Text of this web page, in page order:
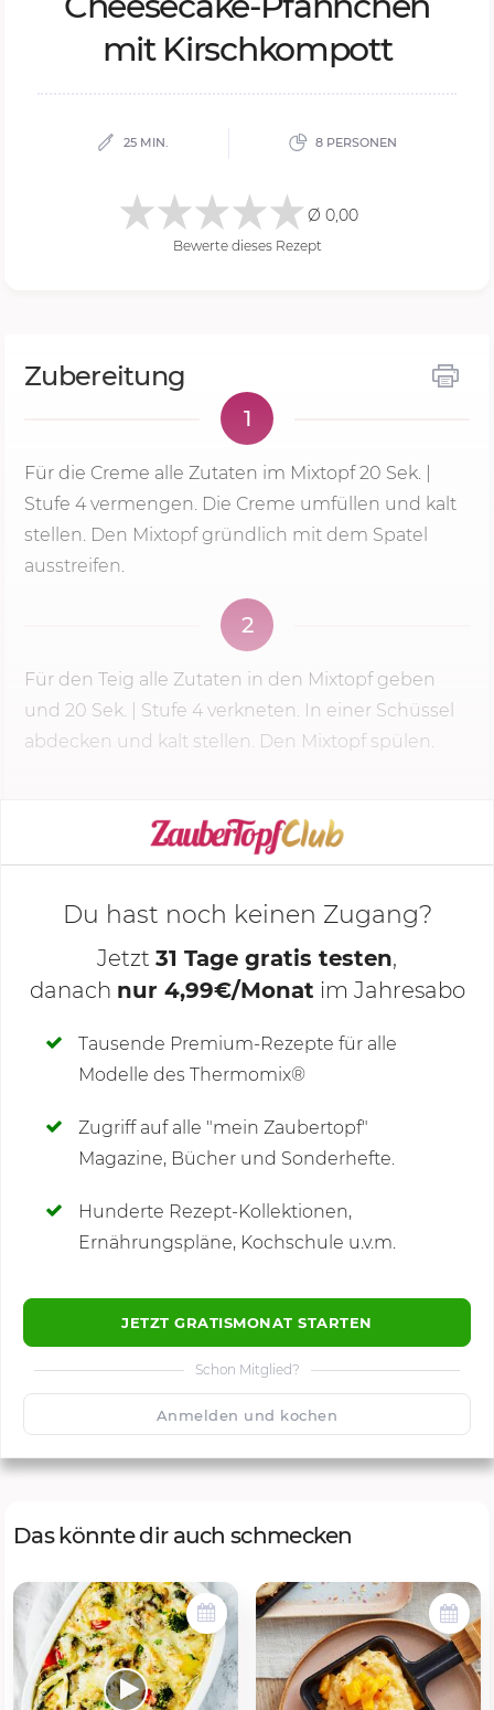
mit Kirsch­kom­pott
25 MIN. 8 PERSONEN
Ø 0,00
Bewerte dieses Rezept
Zubereitung
1
Für die Creme alle Zutaten im Mixtopf20 Sek.
Stufe 4vermengen. Die Creme umfüllen und kalt
stellen. Den Mixtopf gründlich mit dem Spatel
ausstreifen.
2
Für den Teig alle Zutaten in den Mixtopf geben
und 20 Sek. Stufe 4 verkneten. In einer Schüssel
abdecken und kalt stellen. Den Mixtopf spülen.
KOCHMODUS STARTEN
Deine Notizen
Du hast noch keinen Zugang?
Jetzt 31 Tage gratis testen,
danach nur 4,99€/Monat im Jahresabo
Tausende Premium-Rezepte für alle
Modelle des Thermomix®
Zugriff auf alle "mein Zaubertopf"
Magazine, Bücher und Sonderhefte.
Hunderte Rezept-Kollektionen,
Ernährungspläne, Kochschule u.v.m.
JETZT GRATISMONAT STARTEN
Schon Mitglied?
Anmelden und kochen
Kommentare
🙂 Speichern
Das könnte dir auch schmecken